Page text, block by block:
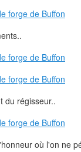
du régisseur..
où l'on ne